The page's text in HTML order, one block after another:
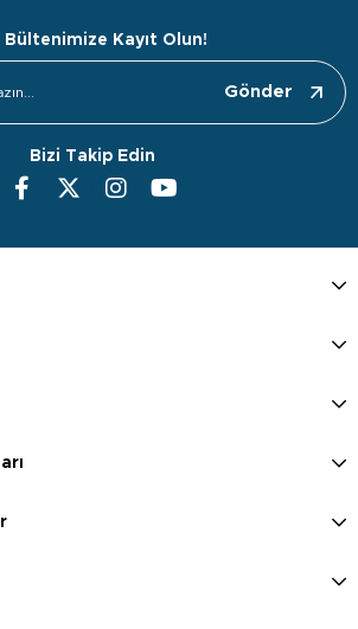
Bültenimize Kayıt Olun!
Gönder
Bizi Takip Edin